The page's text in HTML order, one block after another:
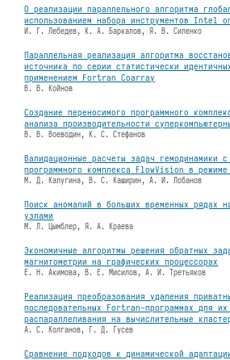
О реализации параллельного алгоритма
использованием набора инструментов Intel
И. Г. Лебедев, К. А. Баркалов, Я. В. Силенко
Параллельная реализация алгоритма
источника по серии статистически
применением Fortran Coarray
В. В. Койнов
Создание переносимого программного
анализа производительности
В. В. Воеводин, К. С. Стефанов
Валидационные расчеты задач гемодинамики с
программного комплекса FlowVision в режиме
М. Д. Калугина, В. С. Каширин, А. И. Лобанов
Поиск аномалий в больших временных рядах
узлами
М. Л. Цымблер, Я. А. Краева
Экономичные алгоритмы решения обратных
магнитометрии на графических процессорах
Е. Н. Акимова, В. Е. Мисилов, А. И. Третьяков
Реализация преобразования удаления
последовательных Fortran-программах для их
распараллеливания на вычислительные
А. С. Колганов, Г. Д. Гусев
Сравнение подходов к динамической